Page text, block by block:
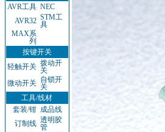
AVR工具 NEC
AVR32 STM工
具
MAX系
列
按键开关
轻触开关 拨动开
关
微动开关 自锁开
关
工具/线材
套装/钳 成品线
订制线 透明胶
管